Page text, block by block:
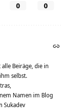
0 0
Beiräge, die in
selbst.
Namen im Blog
Sukadev